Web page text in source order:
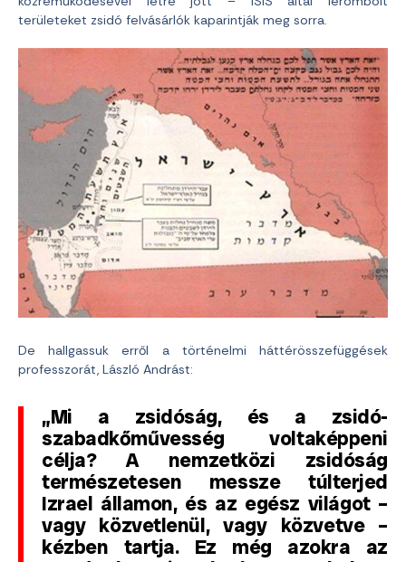
területeket zsidó felvásárlók kaparintják meg sorra.
De hallgassuk erről a történelmi háttérösszefüggések
professzorát, László Andrást:
„Mi a zsidóság, és a zsidó-
szabadkőművesség voltaképpeni
célja? A nemzetközi zsidóság
természetesen messze túlterjed
Izrael államon, és az egész világot –
vagy közvetlenül, vagy közvetve –
kézben tartja. Ez még azokra az